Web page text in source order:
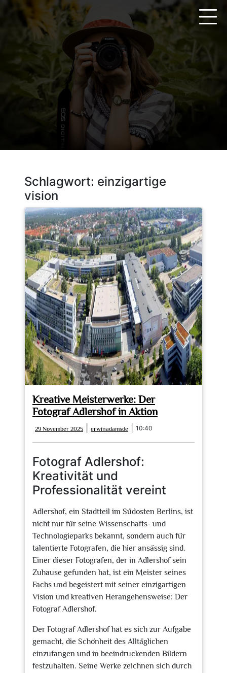
springen
Schlagwort: einzigartige
vision
Kreative Meisterwerke: Der
Fotograf Adlershof in Aktion
29 November 2025
November
2025
erwinadamsde erwinadamsde
10:40
Fotograf Adlershof:
Kreativität und
Professionalität vereint
Adlershof, ein Stadtteil im Südosten Berlins, ist
nicht nur für seine Wissenschafts- und
Technologieparks bekannt, sondern auch für
talentierte Fotografen, die hier ansässig sind.
Einer dieser Fotografen, der in Adlershof sein
Zuhause gefunden hat, ist ein Meister seines
Fachs und begeistert mit seiner einzigartigen
Vision und kreativen Herangehensweise: Der
Fotograf Adlershof.
Der Fotograf Adlershof hat es sich zur Aufgabe
gemacht, die Schönheit des Alltäglichen
einzufangen und in beeindruckenden Bildern
festzuhalten. Seine Werke zeichnen sich durch